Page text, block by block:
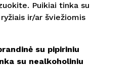
Puikiai tinka su
ir/ar šviežiomis
su pipiriniu
su nealkoholiniu